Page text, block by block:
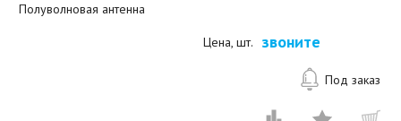
Полуволновая антенна
Цена, шт. звоните
Под заказ